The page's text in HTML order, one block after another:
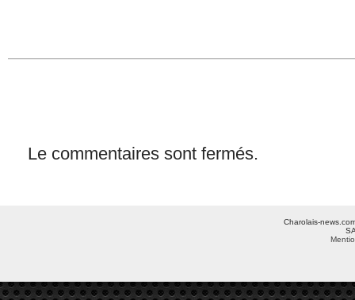
Le commentaires sont fermés.
Charolais-